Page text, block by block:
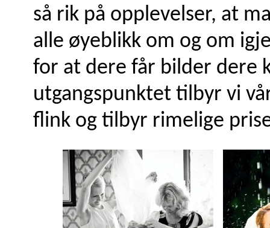
så rik på opplevelser, at
alle øyeblikk om og om
for at dere får bilder dere
utgangspunktet tilbyr vi
flink og tilbyr rimelige